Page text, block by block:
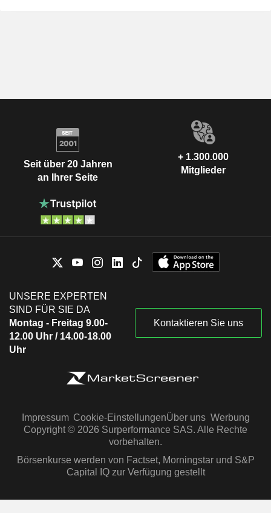
Seit über 20 Jahren
an Ihrer Seite
+ 1.300.000
Mitglieder
UNSERE EXPERTEN
SIND FÜR SIE DA
Montag - Freitag 9.00-
12.00 Uhr / 14.00-18.00
Uhr
Kontaktieren Sie uns
Impressum Cookie-EinstellungenÜber uns Werbung
Copyright © 2026 Surperformance SAS. Alle Rechte
vorbehalten.
Börsenkurse werden von Factset, Morningstar und S&P
Capital IQ zur Verfügung gestellt